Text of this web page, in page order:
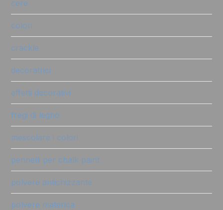
cere
colori
crackle
decoratrici
effetti decorativi
fregi di legno
mescolare i colori
pennelli per chalk paint
polvere antichizzante
polvere materica